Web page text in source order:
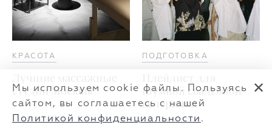
КРАСОТА
студии Москвы
ПОДГОТОВКА
шумной свадебной
вечеринки
Мы используем cookie файлы. Пользуясь
сайтом, вы соглашаетесь с нашей
Политикой конфиденциальности .
✕